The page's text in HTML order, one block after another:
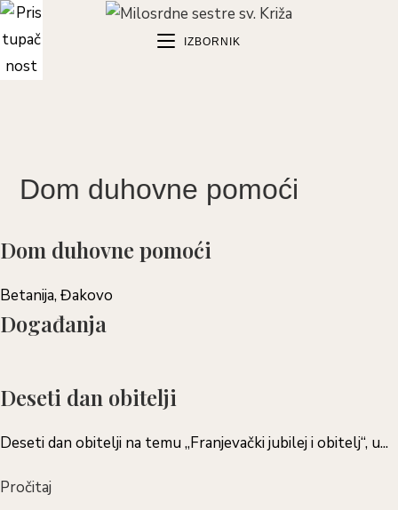
Preskoči
na
IZBORNIK
Dom duhovne pomoći
Dom duhovne pomoći
Betanija, Đakovo
Događanja
Deseti dan obitelji
Deseti dan obitelji na temu „Franjevački jubilej i obitelj“, u...
Pročitaj